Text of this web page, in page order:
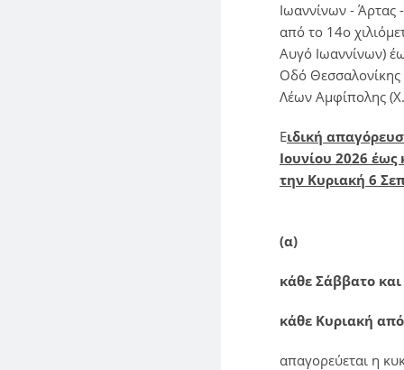
Ιωαννίνων - Άρτας
από το 14ο
Αυγό Ιωαννίνων)
Οδό
Λέων Αμφίπολης
Ειδική
Ιουνίου 2026 έως
την Κυριακή 6
(α)
κάθε Σάββατο
κάθε Κυριακή
απαγορεύεται η